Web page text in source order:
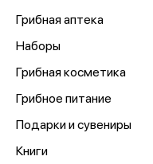
Грибная аптека
Наборы
Грибная косметика
Грибное питание
Подарки и сувениры
Книги